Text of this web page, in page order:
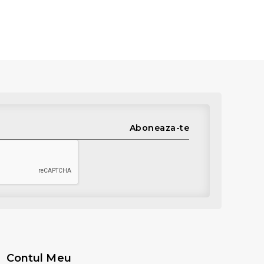
Aboneaza-te
Contul Meu